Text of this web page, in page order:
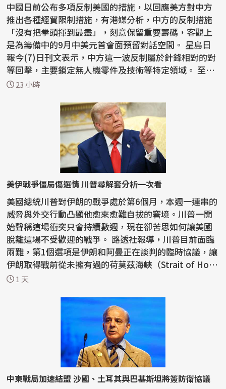
中國日前公布多項反制美國的措施，以回應美方對中方
推出各種經貿限制措施，有港媒分析，中方的反制措施
「沒有把拳頭揮到最盡」，刻意保留重要籌碼，客觀上
是為籌備中的9月中美元首會面預留對話空間。 星島日
報今(7)日刊文表示，中方這一波反制屬於針鋒相對的對
等回擊，主要鎖定無人機零件及技術等特定領域。 至於
稀土...
23 小時
美伊戰爭僵局傷選情 川普尋解套分析一次看
美國總統川普對伊朗的戰爭處於第6個月，本週一連串的
威脅與外交行動凸顯他愈來愈難自拔的窘境。川普一開
始聲稱這場衝突只會持續數週，現在卻苦思如何讓美國
脫離這場不受歡迎的戰爭。 路透社報導，川普目前面臨
兩難，第1個選項是伊朗和阿曼正在談判的臨時協議，讓
伊朗取得戰前從未擁有過的荷莫茲海峽（Strait of Ho
r...1 天
中東戰局加速結盟 沙國、土耳其與巴基斯坦將簽防衛協議